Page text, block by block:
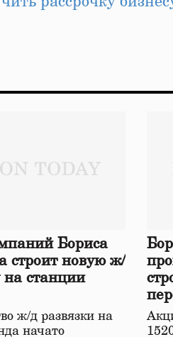
Бориса
строит новую ж/
на станции
ж/д развязки на
начато